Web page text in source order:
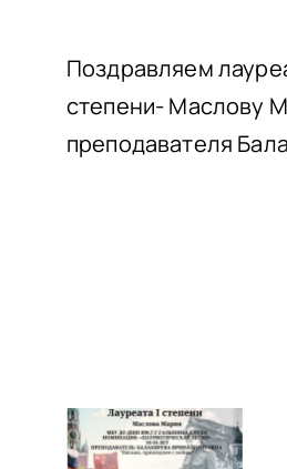
О
СВЕДЕНИЯ
Поздравляем
степени- Маслову
преподавателя